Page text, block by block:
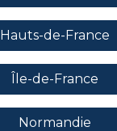
Hauts-de-France
Île-de-France
Normandie